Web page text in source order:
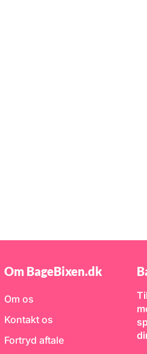
Om BageBixen.dk
Om os
Kontakt os
Fortryd aftale